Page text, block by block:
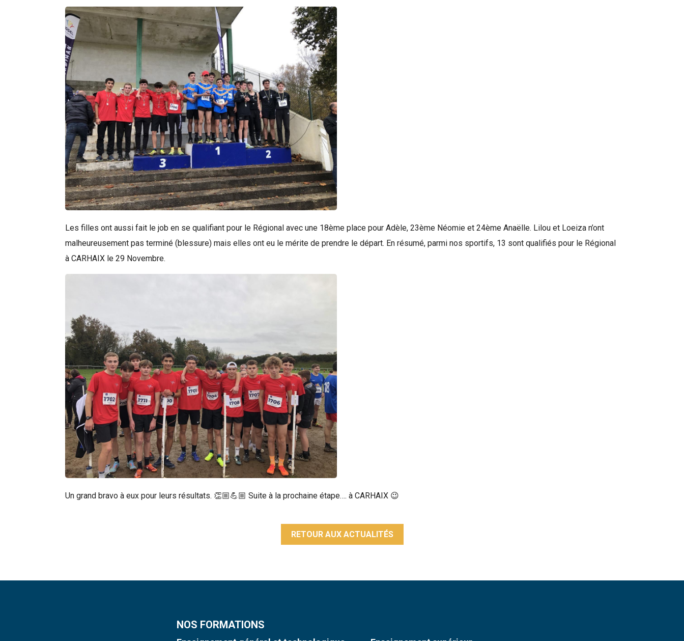
Les filles ont aussi fait le job en se qualifiant pour le Régional avec une 18ème place pour Adèle, 23ème Néomie et 24ème Anaëlle. Lilou et Loeiza n’ont
malheureusement pas terminé (blessure) mais elles ont eu le mérite de prendre le départ. En résumé, parmi nos sportifs, 13 sont qualifiés pour le Régional
à CARHAIX le 29 Novembre.
Un grand bravo à eux pour leurs résultats. 👏🏼💪🏼 Suite à la prochaine étape…. à CARHAIX 😉
RETOUR AUX ACTUALITÉS
Rechercher
NOS FORMATIONS